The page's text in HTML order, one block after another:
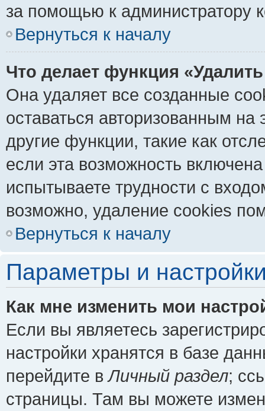
за помощью к администратору
Вернуться к началу
Что делает функция
Она удаляет все созданные
оставаться авторизованным
другие функции, такие как
если эта возможность
испытываете трудности с
возможно, удаление cookies
Вернуться к началу
Параметры и
Как мне изменить мои
Если вы являетесь
настройки хранятся в базе
перейдите вЛичный раздел;
страницы. Там вы можете